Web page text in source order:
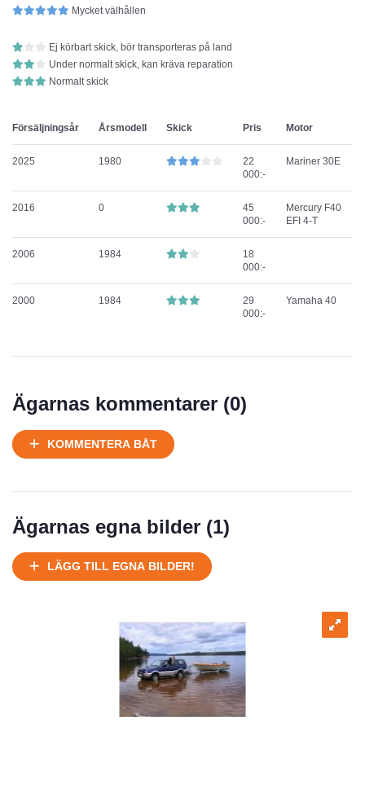
Mycket välhållen
Ej körbart skick, bör transporteras på land
Under normalt skick, kan kräva reparation
Normalt skick
Försäljningsår Årsmodell Skick Pris Motor
2025 1980
22
000:-
Mariner 30E
2016 0
45
000:-
Mercury F40
EFI 4-T
2006 1984
18
000:-
2000 1984
29
000:-
Yamaha 40
Ägarnas kommentarer (0)
KOMMENTERA BÅT
Ägarnas egna bilder (1)
LÄGG TILL EGNA BILDER!